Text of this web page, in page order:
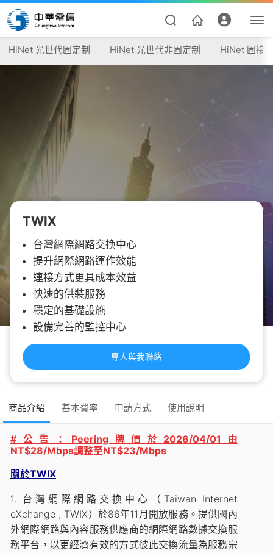
資費合約
帳單繳費
HiNet 光世代固定制 HiNet 光世代非固定制 HiNet 固接
TWIX
台灣網際網路交換中心
提升網際網路運作效能
連接方式更具成本效益
快速的供裝服務
穩定的基礎設施
設備完善的監控中心
專人與我聯絡
商品介紹 基本費率 申請方式 使用說明
#公告：Peering牌價於2026/04/01由
NT$28/Mbps調整至NT$23/Mbps
關於TWIX
1. 台灣網際網路交換中心（Taiwan Internet
eXchange , TWIX）於86年11月開放服務。提供國內
外網際網路與內容服務供應商的網際網路數據交換服
務平台，以更經濟有效的方式彼此交換流量為服務宗